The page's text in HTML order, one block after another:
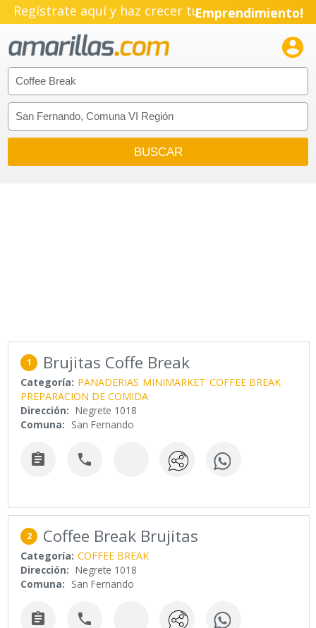
Regístrate aquí y haz crecer tuEmprendimiento!

1 Brujitas Coffe Break
Categoría: PANADERIAS MINIMARKET COFFEE BREAK
PREPARACION DE COMIDA
Dirección: Negrete 1018
Comuna: San Fernando
 
2 Coffee Break Brujitas
Categoría: COFFEE BREAK
Dirección: Negrete 1018
Comuna: San Fernando
 